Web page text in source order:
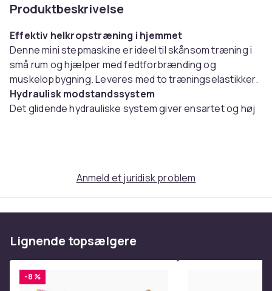
Produktbeskrivelse
Effektiv helkropstræning i hjemmet
Denne mini stepmaskine er ideel til skånsom træning i
små rum og hjælper med fedtforbrænding og
muskelopbygning. Leveres med to træningselastikker.
Hydraulisk modstandssystem
Det glidende hydrauliske system giver ensartet og høj
LCD-skærm til træningsdata
skridt/minut, så du nemt kan følge din træning.
Fremstillet af 1,5 mm kraftigt stål med stabil
Nem at opbevare.
Specifikationer
Anmeld et juridisk problem
Lignende topsælgere
-8 %